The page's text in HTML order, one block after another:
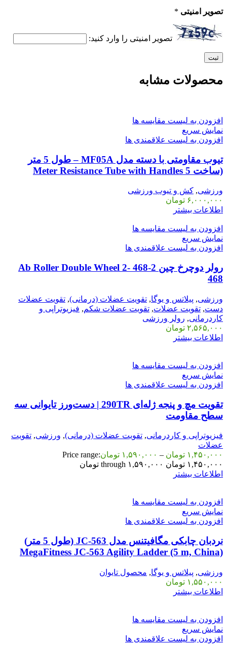
تصویر امنیتی *
تصویر امنیتی را وارد کنید:
محصولات مشابه
افزودن به لیست مقایسه ها
نمایش سریع
افزودن به لیست علاقمندی ها
تیوب مقاومتی با دسته مدل MF05A – طول 5 متر
(ساخت 5 Meter Resistance Tube with Handles
ورزشی, کش و تیوب ورزشی
۶,۰۰۰,۰۰۰ تومان
اطلاعات بیشتر
افزودن به لیست مقایسه ها
نمایش سریع
افزودن به لیست علاقمندی ها
رولر دوچرخ چین 2-468 Ab Roller Double Wheel 2-
468
ورزشی, پیلاتس و یوگا, تقویت عضلات (درمانی), تقویت عضلات
دست, تقویت عضلات, تقویت عضلات شکم, فیزیوتراپی و
کاردرمانی, رولر ورزشی
۲,۵۶۵,۰۰۰ تومان
اطلاعات بیشتر
افزودن به لیست مقایسه ها
نمایش سریع
افزودن به لیست علاقمندی ها
تقویت مچ و پنجه ژله‌ای 290TR | دست‌ورز تایوانی سه
سطح مقاومت
فیزیوتراپی و کاردرمانی, تقویت عضلات (درمانی), ورزشی, تقویت
عضلات
۱,۴۵۰,۰۰۰ تومان – ۱,۵۹۰,۰۰۰ تومانPrice range:
۱,۴۵۰,۰۰۰ تومان through ۱,۵۹۰,۰۰۰ تومان
اطلاعات بیشتر
افزودن به لیست مقایسه ها
نمایش سریع
افزودن به لیست علاقمندی ها
نردبان چابکی مگافیتنس مدل JC-563 (طول 5 متر)
MegaFitness JC-563 Agility Ladder (5 m, China)
ورزشی, پیلاتس و یوگا, محصول تایوان
۱,۵۵۰,۰۰۰ تومان
اطلاعات بیشتر
افزودن به لیست مقایسه ها
نمایش سریع
افزودن به لیست علاقمندی ها